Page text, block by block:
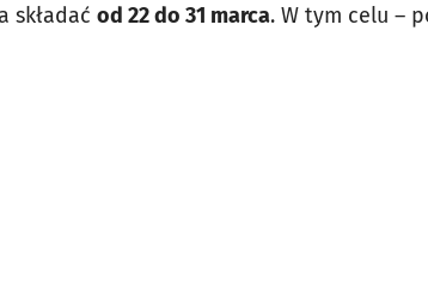
składać od 22 do 31 marca. W tym celu –